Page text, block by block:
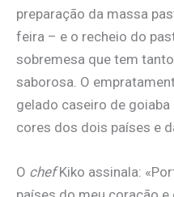
preparação da massa
feira – e o recheio do
sobremesa que tem
saborosa. O
gelado caseiro de goiaba
cores dos dois países e
O chefKiko assinala: